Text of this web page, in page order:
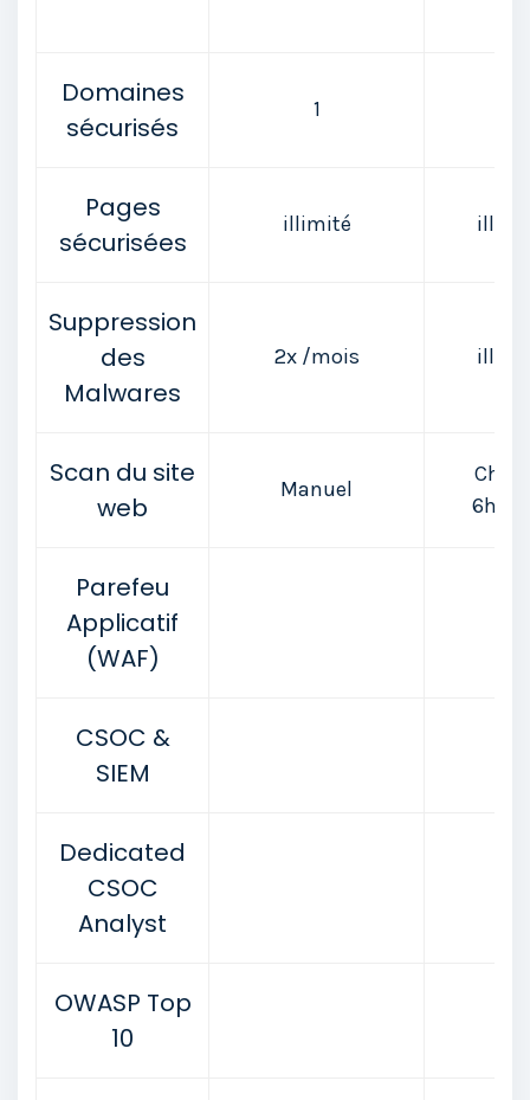
Domaines
sécurisés
1
Pages
sécurisées
illimité
Suppression
des
Malwares
2x /mois
Scan du site
web
Manuel
Parefeu
Applicatif
(WAF)
CSOC &
SIEM
Dedicated
CSOC
Analyst
OWASP Top
10